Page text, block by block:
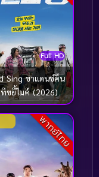
Full HD
Sing ขาแดนซ์คืน
ทีขยี้ไมค์ (2026)
พากย์ไทย